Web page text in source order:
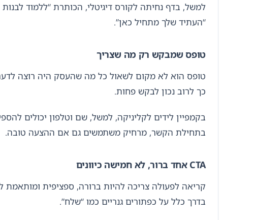
למשל, בדף נחיתה לקורס דיגיטלי, הכותרת “ללמוד
“העתיד שלך מתחיל כאן”.
טופס שמבקש רק מה שצריך
טופס הוא לא מקום לשאול כל מה שהעסק היה רוצה
כך לרוב נכון לבקש פחות.
בתחילת הקשר, מרחיק משתמשים גם אם ההצעה טובה.
CTA אחד ברור, לא חמישה כיוונים
קריאה לפעולה צריכה להיות ברורה, ספציפית ומותאמת
בדרך כלל על כפתורים גנריים כמו “שלח”.